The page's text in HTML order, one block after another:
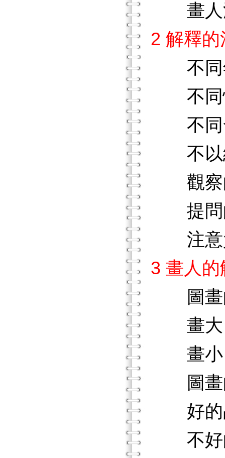
畫人
2 解釋
不同
不同
不同
不以
觀察
提問
注意
3 畫人
圖畫
畫
畫
圖畫
好的
不好